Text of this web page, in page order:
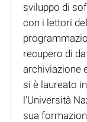
sviluppo di
con i lettori
recupero di
archiviazione
si è laureato
l'Università
sua